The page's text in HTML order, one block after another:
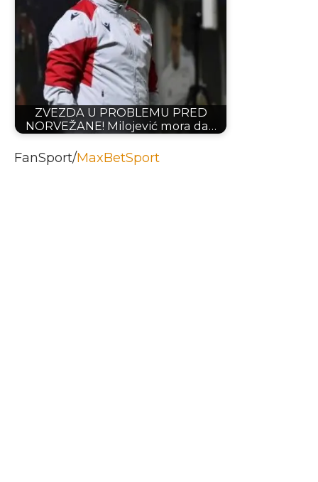
ZVEZDA U PROBLEMU PRED
NORVEŽANE! Milojević mora da…
FanSport/MaxBetSport